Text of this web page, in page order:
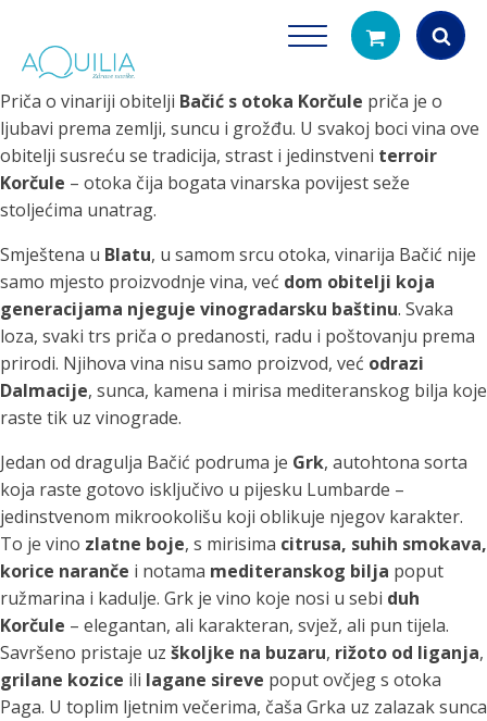
Products
search
Priča o vinariji obitelji Bačić s otoka Korčule priča je o
ljubavi prema zemlji, suncu i grožđu. U svakoj boci vina ove
obitelji susreću se tradicija, strast i jedinstveni terroir
Korčule – otoka čija bogata vinarska povijest seže
stoljećima unatrag.
Smještena u Blatu, u samom srcu otoka, vinarija Bačić nije
samo mjesto proizvodnje vina, već dom obitelji koja
generacijama njeguje vinogradarsku baštinu. Svaka
loza, svaki trs priča o predanosti, radu i poštovanju prema
prirodi. Njihova vina nisu samo proizvod, već odrazi
Dalmacije, sunca, kamena i mirisa mediteranskog bilja koje
raste tik uz vinograde.
Jedan od dragulja Bačić podruma je Grk, autohtona sorta
koja raste gotovo isključivo u pijesku Lumbarde –
jedinstvenom mikrookolišu koji oblikuje njegov karakter.
To je vino zlatne boje, s mirisima citrusa, suhih smokava,
korice naranče i notama mediteranskog bilja poput
ružmarina i kadulje. Grk je vino koje nosi u sebi duh
Korčule – elegantan, ali karakteran, svjež, ali pun tijela.
Savršeno pristaje uz školjke na buzaru, rižoto od liganja,
grilane kozice ili lagane sireve poput ovčjeg s otoka
Paga. U toplim ljetnim večerima, čaša Grka uz zalazak sunca
Tuš glave
filtriranje vode za tuširanje
Vrčevi za
Potpuno prijenosno
čistu vodu za